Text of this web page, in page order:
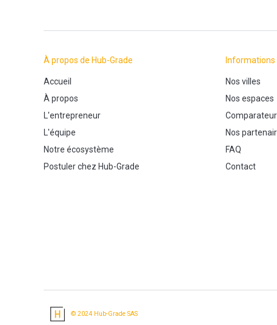
À propos de Hub-Grade
Accueil
À propos
L'entrepreneur
L'équipe
Notre écosystème
Postuler chez Hub-Grade
Informations
Nos villes
Nos espaces
Nos
FAQ
Contact
© 2024 Hub-Grade SAS